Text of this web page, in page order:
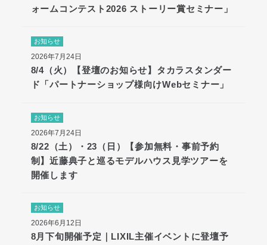
ォームコンテスト2026 ストーリー賞セミナー」
お知らせ
2026年7月24日
8/4（火）【登壇のお知らせ】タカラスタンダー
ド「パートナーショップ様向けWebセミナー」
お知らせ
2026年7月24日
8/22（土）・23（日）【参加無料・事前予約
制】近藤典子と巡るモデルハウス見学ツアーを
開催します
お知らせ
2026年6月12日
8月下旬開催予定｜LIXIL主催イベントに登壇予